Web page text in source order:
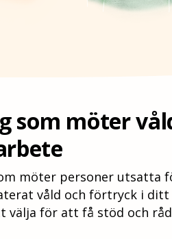
som möter
möter personer utsatta
våld och förtryck i
välja för att få stöd och